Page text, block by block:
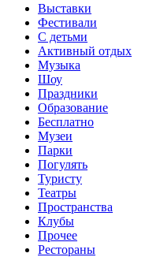
Выставки
Фестивали
С детьми
Активный отдых
Музыка
Шоу
Праздники
Образование
Бесплатно
Музеи
Парки
Погулять
Туристу
Театры
Пространства
Клубы
Прочее
Рестораны